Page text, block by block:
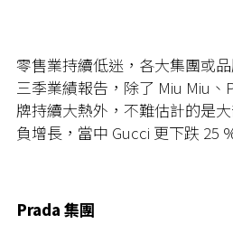
零售業持續低迷，各大集團或
三季業績報告，除了 Miu Miu
牌持續大熱外，不難估計的是
負增長，當中 Gucci 更下跌 25
Prada 集團